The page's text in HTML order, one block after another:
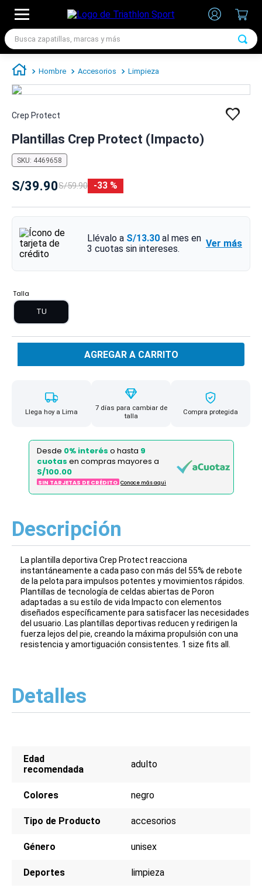
Busca zapatillas, marcas y más
Hombre Accesorios Limpieza
Crep Protect
Plantillas Crep Protect (Impacto)
SKU: 4469658
S/39.90S/59.90 33 %
Llévalo a S/13.30 al mes en
3 cuotas sin intereses. Ver más
Talla
TU
AGREGAR A CARRITO
Llega hoy a Lima
7 días para cambiar de
talla
Compra protegida
Desde 0% interés o hasta 9
cuotas en compras mayores a
S/100.00
SIN TARJETAS DE CRÉDITO Conoce más aqui
Descripción
La plantilla deportiva Crep Protect reacciona
instantáneamente a cada paso con más del 55% de rebote
de la pelota para impulsos potentes y movimientos rápidos.
Plantillas de tecnología de celdas abiertas de Poron
adaptadas a su estilo de vida Impacto con elementos
diseñados específicamente para satisfacer las necesidades
del usuario. Las plantillas deportivas reducen y redirigen la
fuerza lejos del pie, creando la máxima propulsión con una
resistencia y amortiguación consistentes. 1 size fits all.
Detalles
Edad
recomendada
adulto
Colores negro
Tipo de Producto accesorios
Género unisex
Deportes limpieza
TÉRMINOS MÁS BUSCADOS
1.
3.
zapatillas adidas hombre
4 .
chimpunes
5.
zapatillas adidas mujer
6 .
zapatillas nike hombre